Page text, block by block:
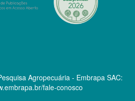
Agropecuária - Embrapa SAC:
fale-conosco